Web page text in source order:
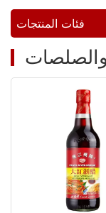
فئات المنتجات
والصلصات